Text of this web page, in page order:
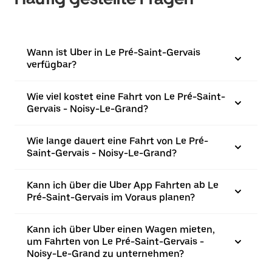
Wann ist Uber in Le Pré-Saint-Gervais
verfügbar?
Wie viel kostet eine Fahrt von Le Pré-Saint-
Gervais - Noisy-Le-Grand?
Wie lange dauert eine Fahrt von Le Pré-
Saint-Gervais - Noisy-Le-Grand?
Kann ich über die Uber App Fahrten ab Le
Pré-Saint-Gervais im Voraus planen?
Kann ich über Uber einen Wagen mieten,
um Fahrten von Le Pré-Saint-Gervais -
Noisy-Le-Grand zu unternehmen?